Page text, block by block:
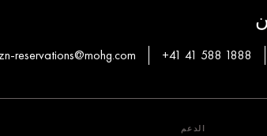
+41 41 588 1888
reservations@mohg.com
الدعم